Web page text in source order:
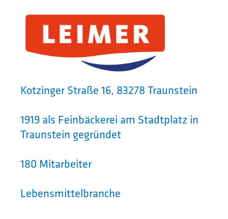
Kotzinger Straße 16, 83278 Traunstein
1919 als Feinbäckerei am Stadtplatz in
Traunstein gegründet
180 Mitarbeiter
Lebensmittelbranche